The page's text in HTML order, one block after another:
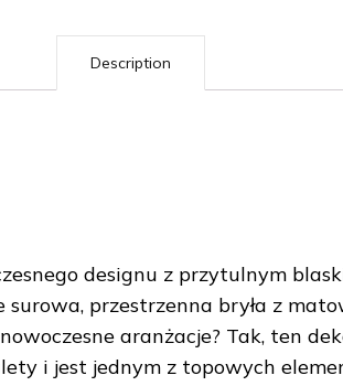
Description
designu z przytulnym
przestrzenna bryła z
aranżacje? Tak, ten
i jest jednym z topowych